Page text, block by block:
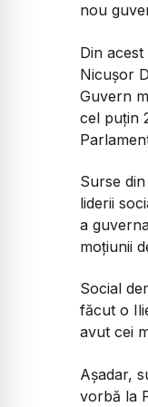
nou
Din
Nicușor
Guvern
cel puțin
Surse
liderii
a
moțiunii
Social
făcut o
avut cei
Așadar,
vorbă la